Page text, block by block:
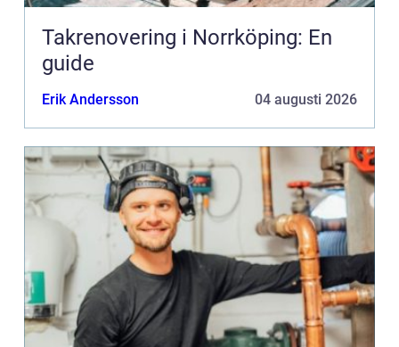
Takrenovering i Norrköping: En
guide
Erik Andersson 04 augusti 2026